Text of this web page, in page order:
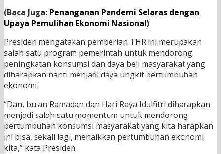
(Baca Juga: Penanganan Pandemi Selaras dengan
Upaya Pemulihan Ekonomi Nasional)
Presiden mengatakan pemberian THR ini merupakan
salah satu program pemerintah untuk mendorong
peningkatan konsumsi dan daya beli masyarakat yang
diharapkan nanti menjadi daya ungkit pertumbuhan
ekonomi.
“Dan, bulan Ramadan dan Hari Raya Idulfitri diharapkan
menjadi salah satu momentum untuk mendorong
pertumbuhan konsumsi masyarakat yang kita harapkan
ini bisa, sekali lagi, menaikkan pertumbuhan ekonomi
kita,” kata Presiden.